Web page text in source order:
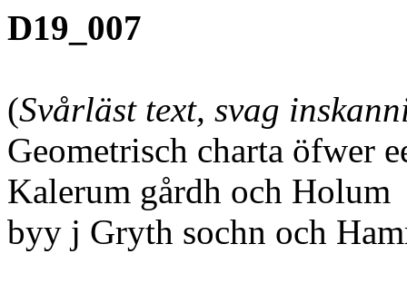
D19_007
(Svårläst text, svag
Geometrisch charta öfwer
Kalerum gårdh och Holum
byy j Gryth sochn och